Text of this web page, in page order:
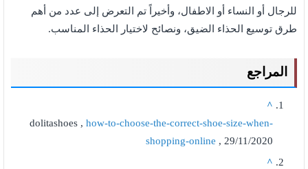
للرجال أو النساء أو الاطفال، وأخيراً تم التعرض إلى عدد من أهم
طرق توسيع الحذاء الضيق، ونصائح لاختيار الحذاء المناسب.
المراجع
^
dolitashoes , how-to-choose-the-correct-shoe-size-when-
shopping-online , 29/11/2020
^